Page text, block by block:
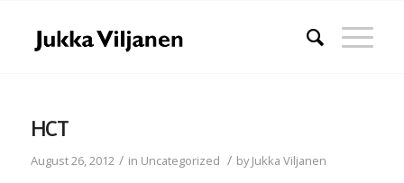
HCT
August 26, 2012 / in Uncategorized / byJukka Viljanen